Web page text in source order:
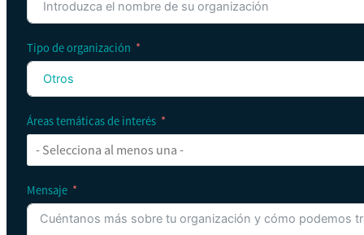
Tipo de organización
Áreas temáticas de interés
Mensaje